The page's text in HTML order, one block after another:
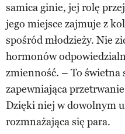
samica ginie, jej rolę
jego miejsce zajmuje z
spośród młodzieży. Nie
hormonów
zmienność. – To świetna
zapewniająca
Dzięki niej w dowolnym
rozmnażająca się para.